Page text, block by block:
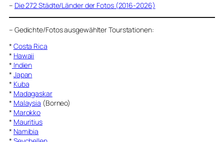
– Die 272 Städte/Länder der Fotos (2016-2026)
– Gedichte/Fotos ausgewählter Tourstationen:
* Costa Rica
* Hawaii
* Indien
* Japan
* Kuba
* Madagaskar
* Malaysia (Borneo)
* Marokko
* Mauritius
* Namibia